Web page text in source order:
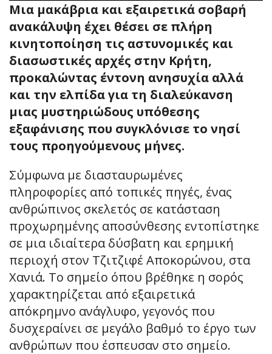
Μια μακάβρια και εξαιρετικά σοβαρή
ανακάλυψη έχει θέσει σε πλήρη
κινητοποίηση τις αστυνομικές και
διασωστικές αρχές στην Κρήτη,
προκαλώντας έντονη ανησυχία αλλά
και την ελπίδα για τη διαλεύκανση
μιας μυστηριώδους υπόθεσης
εξαφάνισης που συγκλόνισε το νησί
τους προηγούμενους μήνες.
Σύμφωνα με διασταυρωμένες
πληροφορίες από τοπικές πηγές, ένας
ανθρώπινος σκελετός σε κατάσταση
προχωρημένης αποσύνθεσης εντοπίστηκε
σε μια ιδιαίτερα δύσβατη και ερημική
περιοχή στον Τζιτζιφέ Αποκορώνου, στα
Χανιά. Το σημείο όπου βρέθηκε η σορός
χαρακτηρίζεται από εξαιρετικά
απόκρημνο ανάγλυφο, γεγονός που
δυσχεραίνει σε μεγάλο βαθμό το έργο των
ανθρώπων που έσπευσαν στο σημείο.